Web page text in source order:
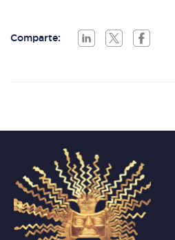
Comparte: